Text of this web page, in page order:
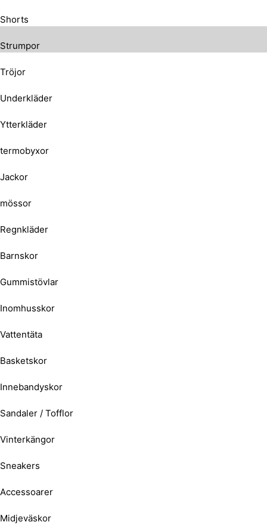
Shorts
Strumpor
Tröjor
Underkläder
Ytterkläder
termobyxor
Jackor
mössor
Regnkläder
Barnskor
Gummistövlar
Inomhusskor
Vattentäta
Basketskor
Innebandyskor
Sandaler / Tofflor
Vinterkängor
Sneakers
Accessoarer
Midjeväskor